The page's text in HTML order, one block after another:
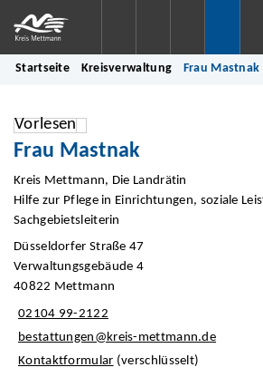
Startseite Kreisverwaltung Frau Mastnak
Vorlesen
Frau Mastnak
Kreis Mettmann, Die Landrätin
Hilfe zur Pflege in Einrichtungen, soziale
Sachgebietsleiterin
Düsseldorfer Straße 47
Verwaltungsgebäude 4
40822 Mettmann
02104 99-2122
bestattungen@kreis-mettmann.de
Kontaktformular (verschlüsselt)